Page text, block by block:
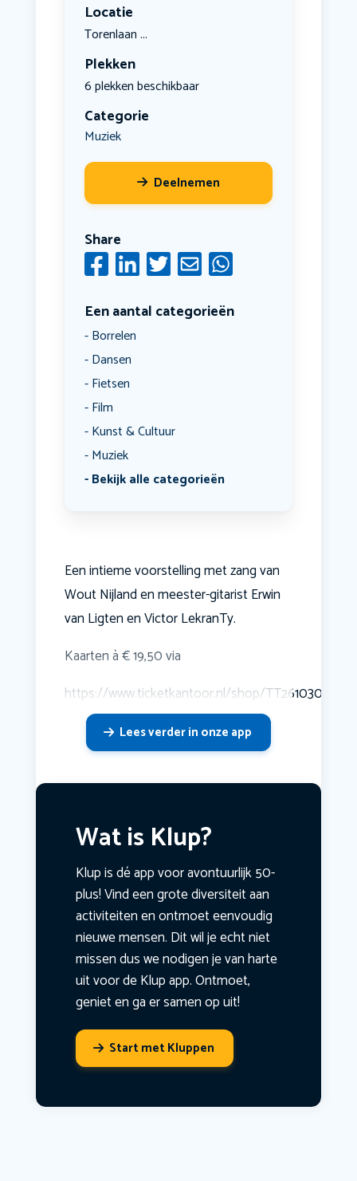
Locatie
Torenlaan ...
Plekken
6 plekken beschikbaar
Categorie
Muziek
Deelnemen
Share
Een aantal categorieën
Borrelen
Dansen
Fietsen
Film
Kunst & Cultuur
Muziek
Bekijk alle categorieën
Een intieme voorstelling met zang van
Wout Nijland en meester-gitarist Erwin
van Ligten en Victor LekranTy.
Kaarten à € 19,50 via
https://www.ticketkantoor.nl/shop/TT261030
Lees verder in onze app
Wat is Klup?
Klup is dé app voor avontuurlijk 50-
plus! Vind een grote diversiteit aan
activiteiten en ontmoet eenvoudig
nieuwe mensen. Dit wil je echt niet
missen dus we nodigen je van harte
uit voor de Klup app. Ontmoet,
geniet en ga er samen op uit!
Start met Kluppen